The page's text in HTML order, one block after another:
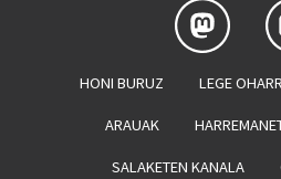
HONI BURUZ LEGE
ARAUAK
SALAKETEN KANALA